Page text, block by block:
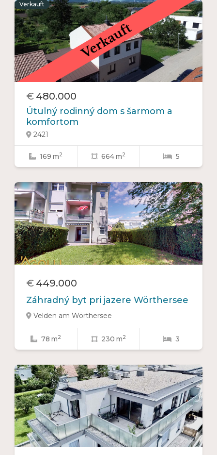
Verkauft
€ 480.000
Útulný rodinný dom s šarmom a
komfortom
 2421
 169 m2  664m2  5
€ 449.000
Záhradný byt pri jazere Wörthersee
 Velden am Wörthersee
 78 m2  230 m2  3